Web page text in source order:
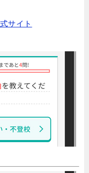
サイト